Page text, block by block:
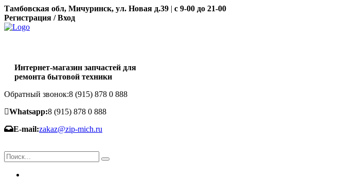
Тамбовская обл, Мичуринск, ул. Новая д.39 | с 9-00 до 21-00
Регистрация / Вход
Интернет-магазин запчастей для
ремонта бытовой техники
Обратный звонок:8 (915) 878 0 888
Whatsapp:8 (915) 878 0 888
E-mail:zakaz@zip-mich.ru